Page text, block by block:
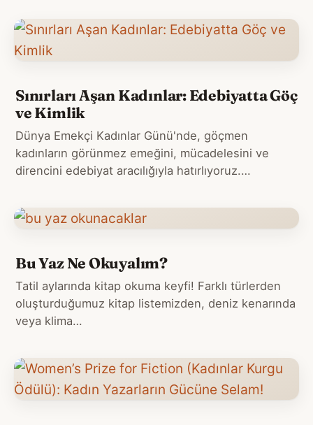
Sınırları Aşan Kadınlar: Edebiyatta Göç
ve Kimlik
Dünya Emekçi Kadınlar Günü'nde, göçmen
kadınların görünmez emeğini, mücadelesini ve
direncini edebiyat aracılığıyla hatırlıyoruz.…
Bu Yaz Ne Okuyalım?
Tatil aylarında kitap okuma keyfi! Farklı türlerden
oluşturduğumuz kitap listemizden, deniz kenarında
veya klima…